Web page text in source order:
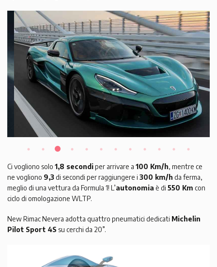
Ci vogliono solo 1,8 secondiper arrivare a 100 Km/h, mentre ce
ne vogliono 9,3di secondi per raggiungere i 300 km/h da ferma,
meglio di una vettura da Formula 1! L’autonomia è di 550 Km con
ciclo di omologazione WLTP.
New Rimac Nevera adotta quattro pneumatici dedicati Michelin
Pilot Sport 4S su cerchi da 20”.